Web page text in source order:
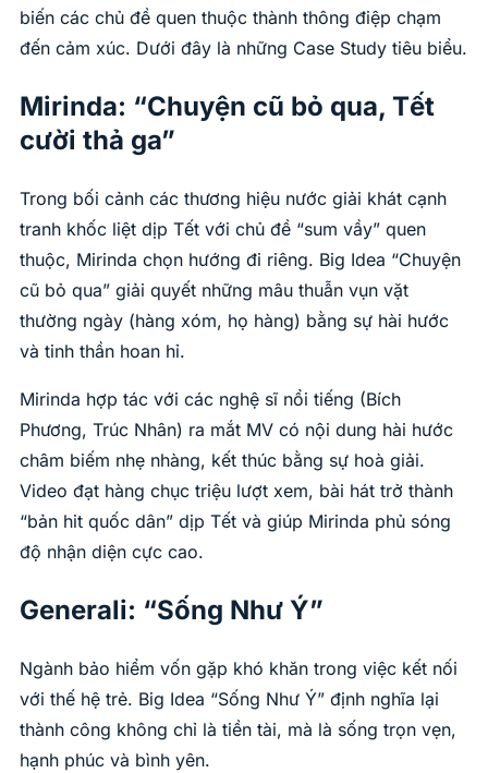
biến các chủ đề quen thuộc thành thông điệp chạm
đến cảm xúc. Dưới đây là những Case Study tiêu biểu.
Mirinda: “Chuyện cũ bỏ qua, Tết
cười thả ga”
Trong bối cảnh các thương hiệu nước giải khát cạnh
tranh khốc liệt dịp Tết với chủ đề “sum vầy” quen
thuộc, Mirinda chọn hướng đi riêng. Big Idea “Chuyện
cũ bỏ qua” giải quyết những mâu thuẫn vụn vặt
thường ngày (hàng xóm, họ hàng) bằng sự hài hước
và tinh thần hoan hỉ.
Mirinda hợp tác với các nghệ sĩ nổi tiếng (Bích
Phương, Trúc Nhân) ra mắt MV có nội dung hài hước
châm biếm nhẹ nhàng, kết thúc bằng sự hoà giải.
Video đạt hàng chục triệu lượt xem, bài hát trở thành
“bản hit quốc dân” dịp Tết và giúp Mirinda phủ sóng
độ nhận diện cực cao.
Generali: “Sống Như Ý”
Ngành bảo hiểm vốn gặp khó khăn trong việc kết nối
với thế hệ trẻ. Big Idea “Sống Như Ý” định nghĩa lại
thành công không chỉ là tiền tài, mà là sống trọn vẹn,
hạnh phúc và bình yên.